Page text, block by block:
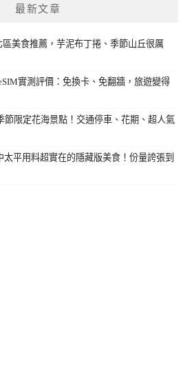
最新文章
區美食推薦，芋泥布丁捲、季節山丘很厲
實測評價：免換卡、免翻牆，旅遊變得
節限定花海景點！交通停車、花期、超人氣
太平用料超實在的隱藏版美食！份量誇張到